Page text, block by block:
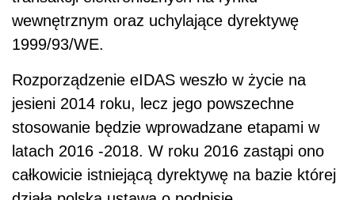
wewnętrznym oraz uchylające dyrektywę
1999/93/WE.
Rozporządzenie eIDAS weszło w życie na
jesieni 2014 roku, lecz jego powszechne
stosowanie będzie wprowadzane etapami w
latach 2016 -2018. W roku 2016 zastąpi ono
całkowicie istniejącą dyrektywę na bazie której